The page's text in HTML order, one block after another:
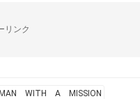
リンク
WITH A MISSION